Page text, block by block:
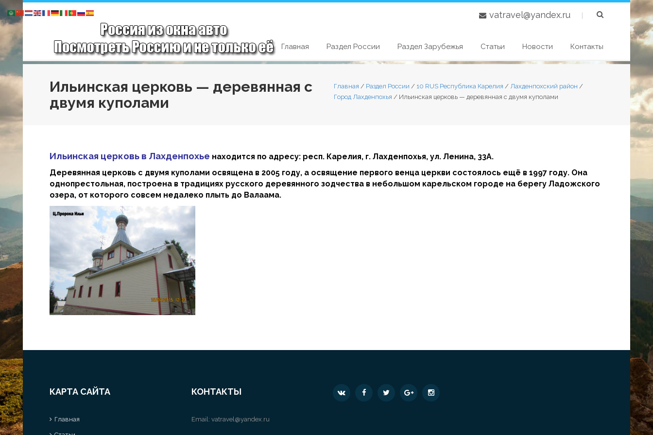
vatravel@yandex.ru |
Главная Раздел России Раздел Зарубежья Статьи Новости Контакты
Ильинская церковь — деревянная с
двумя куполами
Главная / Раздел России / 10 RUS Республика Карелия / Лахденпохский район /
Город Лахденпохья / Ильинская церковь — деревянная с двумя куполами
Ильинская церковь в Лахденпохье находится по адресу: респ. Карелия, г. Лахденпохья, ул. Ленина, 33А.
Деревянная церковь с двумя куполами освящена в 2005 году, а освящение первого венца церкви состоялось ещё в 1997 году. Она
однопрестольная, построена в традициях русского деревянного зодчества в небольшом карельском городе на берегу Ладожского
озера, от которого совсем недалеко плыть до Валаама.
КАРТА САЙТА
Главная
КОНТАКТЫ
Email: vatravel@yandex.ru